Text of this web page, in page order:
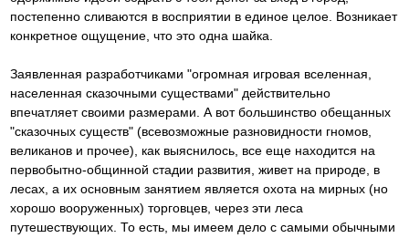
постепенно сливаются в восприятии в единое целое. Возникает
конкретное ощущение, что это одна шайка.
Заявленная разработчиками "огромная игровая вселенная,
населенная сказочными существами" действительно
впечатляет своими размерами. А вот большинство обещанных
"сказочных существ" (всевозможные разновидности гномов,
великанов и прочее), как выяснилось, все еще находится на
первобытно-общинной стадии развития, живет на природе, в
лесах, а их основным занятием является охота на мирных (но
хорошо вооруженных) торговцев, через эти леса
путешествующих. То есть, мы имеем дело с самыми обычными